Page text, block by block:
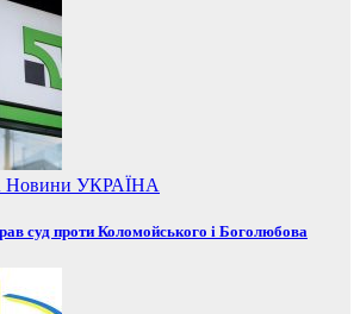
Новини УКРАЇНА
суд проти Коломойського і Боголюбова